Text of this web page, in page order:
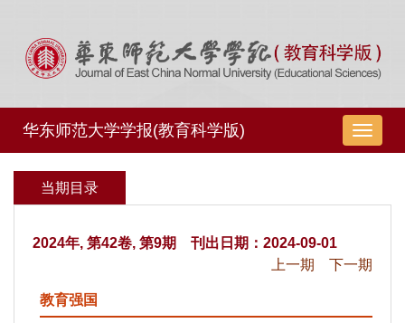
导
航
华东师范大学学报(教育科学版)
当期目录
2024年, 第42卷, 第9期 刊出日期：2024-09-01
上一期
下一期
教育强国